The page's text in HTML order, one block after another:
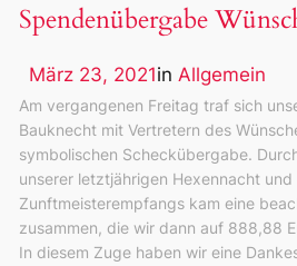
Spendenübergabe
März 23, 2021in Allgemein
Am vergangenen Freitag traf sich
Bauknecht mit Vertretern des
symbolischen Scheckübergabe.
unserer letztjährigen Hexennacht
Zunftmeisterempfangs kam eine
zusammen, die wir dann auf 888,88
In diesem Zuge haben wir eine